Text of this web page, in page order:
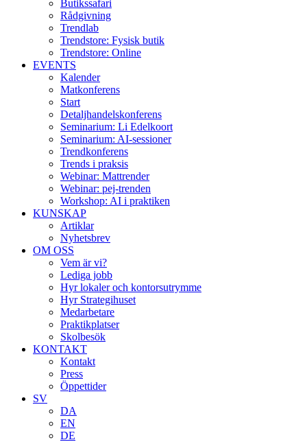
Butikssafari
Rådgivning
Trendlab
Trendstore: Fysisk butik
Trendstore: Online
EVENTS
Kalender
Matkonferens
Start
Detaljhandelskonferens
Seminarium: Li Edelkoort
Seminarium: AI-sessioner
Trendkonferens
Trends i praksis
Webinar: Mattrender
Webinar: pej-trenden
Workshop: AI i praktiken
KUNSKAP
Artiklar
Nyhetsbrev
OM OSS
Vem är vi?
Lediga jobb
Hyr lokaler och kontorsutrymme
Hyr Strategihuset
Medarbetare
Praktikplatser
Skolbesök
KONTAKT
Kontakt
Press
Öppettider
SV
DA
EN
DE